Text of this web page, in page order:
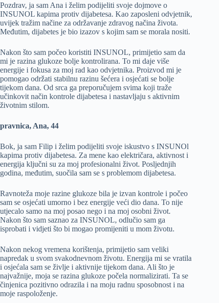
Pozdrav, ja sam Ana i želim podijeliti svoje dojmove o
INSUNOL kapima protiv dijabetesa. Kao zaposleni odvjetnik,
uvijek tražim načine za održavanje zdravog načina života.
Međutim, dijabetes je bio izazov s kojim sam se morala nositi.
Nakon što sam počeo koristiti INSUNOL, primijetio sam da
mi je razina glukoze bolje kontrolirana. To mi daje više
energije i fokusa za moj rad kao odvjetnika. Proizvod mi je
pomogao održati stabilnu razinu šećera i osjećati se bolje
tijekom dana. Od srca ga preporučujem svima koji traže
učinkovit način kontrole dijabetesa i nastavljaju s aktivnim
životnim stilom.
pravnica, Ana, 44
Bok, ja sam Filip i želim podijeliti svoje iskustvo s INSUNOl
kapima protiv dijabetesa. Za mene kao električara, aktivnost i
energija ključni su za moj profesionalni život. Posljednjih
godina, međutim, suočila sam se s problemom dijabetesa.
Ravnoteža moje razine glukoze bila je izvan kontrole i počeo
sam se osjećati umorno i bez energije veći dio dana. To nije
utjecalo samo na moj posao nego i na moj osobni život.
Nakon što sam saznao za INSUNOL, odlučio sam ga
isprobati i vidjeti što bi mogao promijeniti u mom životu.
Nakon nekog vremena korištenja, primijetio sam veliki
napredak u svom svakodnevnom životu. Energija mi se vratila
i osjećala sam se življe i aktivnije tijekom dana. Ali što je
najvažnije, moja se razina glukoze počela normalizirati. Ta se
činjenica pozitivno odrazila i na moju radnu sposobnost i na
moje raspoloženje.